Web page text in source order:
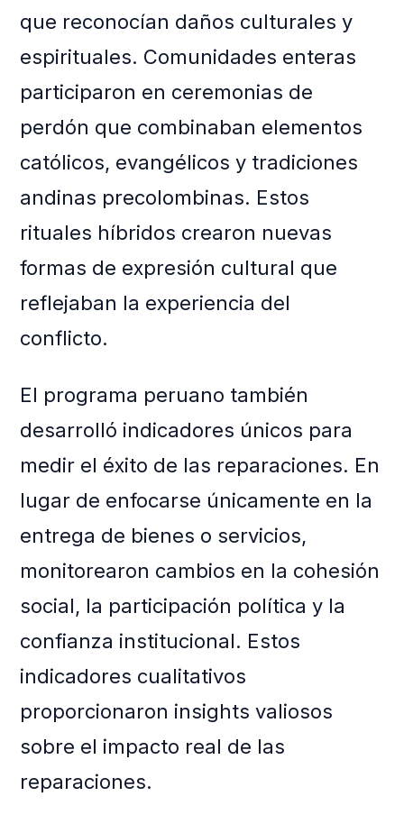
que reconocían daños culturales y
espirituales. Comunidades enteras
participaron en ceremonias de
perdón que combinaban elementos
católicos, evangélicos y tradiciones
andinas precolombinas. Estos
rituales híbridos crearon nuevas
formas de expresión cultural que
reflejaban la experiencia del
conflicto.
El programa peruano también
desarrolló indicadores únicos para
medir el éxito de las reparaciones. En
lugar de enfocarse únicamente en la
entrega de bienes o servicios,
monitorearon cambios en la cohesión
social, la participación política y la
confianza institucional. Estos
indicadores cualitativos
proporcionaron insights valiosos
sobre el impacto real de las
reparaciones.